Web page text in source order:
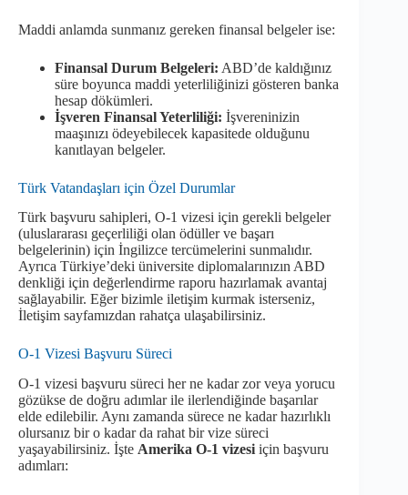
Maddi anlamda sunmanız gereken finansal belgeler ise:
Finansal Durum Belgeleri: ABD’de kaldığınız
süre boyunca maddi yeterliliğinizi gösteren banka
hesap dökümleri.
İşveren Finansal Yeterliliği: İşvereninizin
maaşınızı ödeyebilecek kapasitede olduğunu
kanıtlayan belgeler.
Türk Vatandaşları için Özel Durumlar
Türk başvuru sahipleri, O-1 vizesi için gerekli belgeler
(uluslararası geçerliliği olan ödüller ve başarı
belgelerinin) için İngilizce tercümelerini sunmalıdır.
Ayrıca Türkiye’deki üniversite diplomalarınızın ABD
denkliği için değerlendirme raporu hazırlamak avantaj
sağlayabilir. Eğer bizimle iletişim kurmak isterseniz,
İletişim sayfamızdan rahatça ulaşabilirsiniz.
O-1 Vizesi Başvuru Süreci
O-1 vizesi başvuru süreci her ne kadar zor veya yorucu
gözükse de doğru adımlar ile ilerlendiğinde başarılar
elde edilebilir. Aynı zamanda sürece ne kadar hazırlıklı
olursanız bir o kadar da rahat bir vize süreci
yaşayabilirsiniz. İşte Amerika O-1 vizesi için başvuru
adımları: